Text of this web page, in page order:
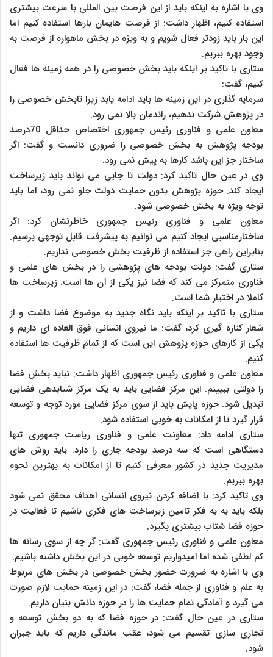
وی با اشاره به اینکه باید از این فرصت بین المللی با سرعت بیشتری
استفاده کنیم، اظهار داشت:‌ از فرصت هایمان بارها استفاده کنیم اما
این بار باید زودتر فعال شویم و به ویژه در بخش ماهواره از فرصت به
وجود بهره ببریم.
ستاری با تاکید بر اینکه باید بخش خصوصی را در همه زمینه ها فعال
کنیم، گفت:
سرمایه گذاری در این زمینه ها باید ادامه یابد زیرا تابخش خصوصی را
در پژوهش شرکت ندهیم، راندمان بالا نمی رود.
معاون علمی و فناوری رئیس جمهوری اختصاص حداقل 70درصد
بودجه پژوهش به بخش خصوصی را ضروری دانست و گفت:‌ اگر
ساختار جز این باشد کارها به پیش نمی رود.
وی در عین حال تاکید کرد: دولت تا جایی می تواند باید زیرساخت
ایجاد کند. حوزه پژوهش بدون حمایت دولت جلو نمی رود، اما باید
توجه ویژه به بخش خصوصی شود.
معاون علمی و فناوری رئیس جمهوری خاطرنشان کرد: اگر
ساختارمناسبی ایجاد کنیم می توانیم به پیشرفت قابل توجهی برسیم.
بنابراین راهی جز استفاده از ظرفیت بخش خصوصی نداریم.
ستاری گفت:‌ دولت بودجه های پژوهشی را در بخش های علمی و
فناوری متمرکز می کند که فضا نیز یکی از آن ها است. زیرساخت ها
کاملا در اختیار شما است.
ستاری با تاکید بر اینکه باید نگاه جدید به موضوع فضا داشت و از
شعار کناره گیری کرد، گفت:‌ ما نیروی انسانی فوق العاده ای داریم و
یکی از کارهای حوزه پژوهش این است که از تمام ظرفیت ها استفاده
کنیم.
معاون علمی و فناوری رئیس جمهوری اظهار داشت:‌ نباید بخش فضا
را دولتی ببیینم. این مرکز فضایی باید به یک مرکز شتابدهی فضایی
تبدیل شود. حوزه پایش باید از سوی مرکز فضایی مورد توجه و توسعه
قرار گیرد تا از امکانات به خوبی استفاده شود.
ستاری ادامه داد:‌ معاونت علمی و فناوری ریاست جمهوری تنها
دستگاهی است که سه درصد بودجه جاری را دارد. باید روش های
مدیریت جدید در کشور معرفی کنیم تا از امکانات به بهترین نحوه
بهره ببریم.
وی تاکید کرد: با اضافه کردن نیروی انسانی اهداف محقق نمی شود
بلکه باید به به فکر تامین زیرساخت های فکری باشیم تا فعالیت در
حوزه فضا شتاب بیشتری بگیرد.
معاون علمی و فناوری رئیس جمهوری گفت:‌ گر چه از سوی رسانه ها
کم لطفی شده اما امیدواریم توسعه خوبی در این بخش داشته باشیم.
وی با اشاره به ضرورت حضور بخش خصوصی در بخش های مربوط
به علم و فناوری از جمله فضا، گفت: در این زمینه حمایت لازم صورت
می گیرد و آمادگی تمام حمایت ها را در حوزه دانش بنیان داریم.
ستاری در عین حال گفت: در حوزه فضا که به دو بخش توسعه و
تجاری سازی تقسیم می شود، عقب ماندگی داریم که باید جبران
شود.